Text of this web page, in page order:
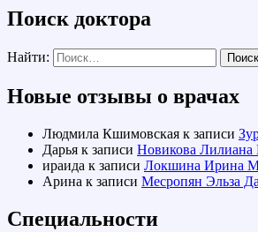
Поиск доктора
Найти:
Новые отзывы о врачах
Людмила Кшимовская к записи
Дарья к записи Новикова Лилиана
ираида к записи Локшина Ирина
Арина к записи Месропян Эльза
Специальности